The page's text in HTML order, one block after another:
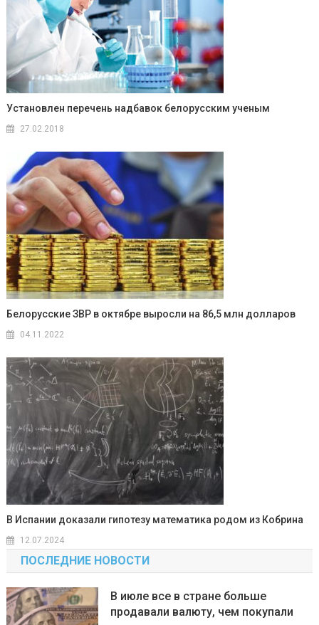
Установлен перечень надбавок белорусским ученым
27.02.2018
Белорусские ЗВР в октябре выросли на 86,5 млн долларов
04.11.2022
В Испании доказали гипотезу математика родом из Кобрина
12.07.2024
ПОСЛЕДНИЕ НОВОСТИ
В июле все в стране больше
продавали валюту, чем покупали